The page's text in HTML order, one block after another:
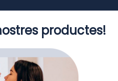
productes!